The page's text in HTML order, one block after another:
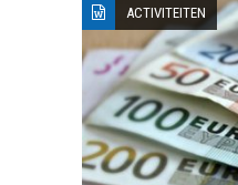
ACTIVITEITEN